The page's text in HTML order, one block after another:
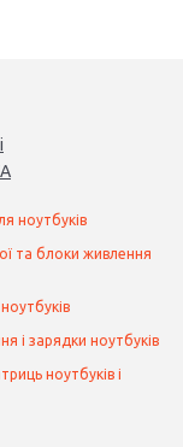
А
ноутбуків
та блоки живлення
і зарядки ноутбуків
ноутбуків і